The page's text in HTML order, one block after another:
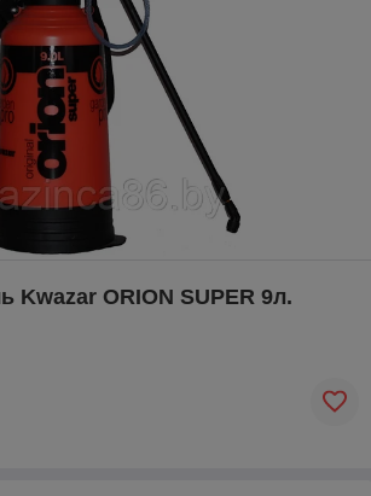
Kwazar ORION SUPER 9л.